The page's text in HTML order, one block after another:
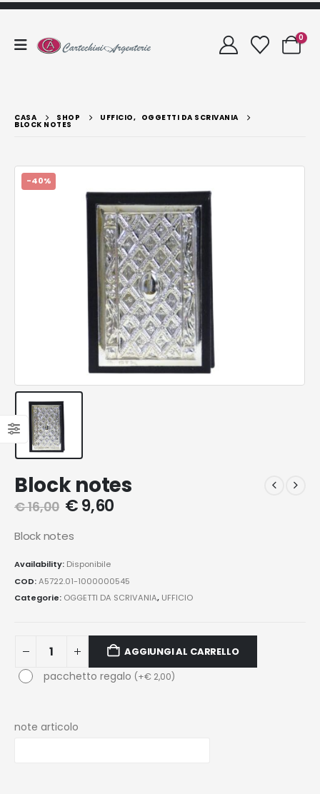
0
CASA SHOP UFFICIO, OGGETTI DA SCRIVANIA
BLOCK NOTES
-40%
Block notes
€16,00 €9,60
Block notes
Availability: Disponibile
COD:A5722.01-1000000545
Categorie: OGGETTI DA SCRIVANIA, UFFICIO
AGGIUNGI AL CARRELLO
pacchetto regalo (+€2,00)
note articolo